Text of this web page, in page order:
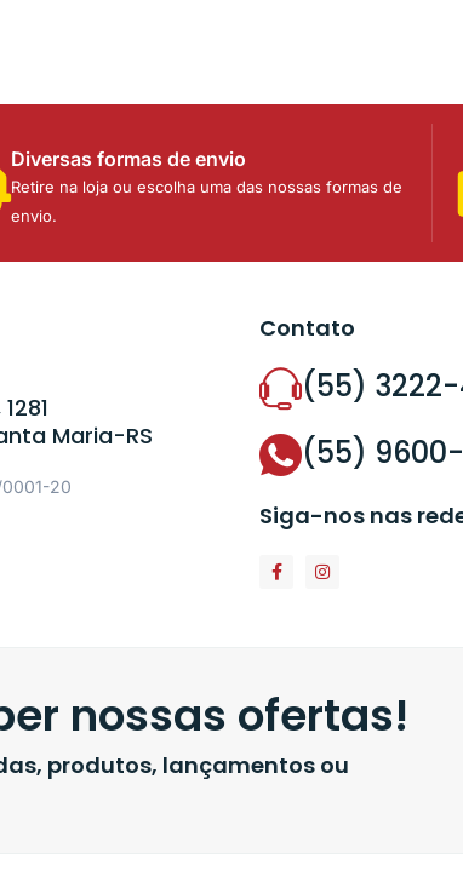
Diversas formas de envio
Retire na loja ou escolha uma das nossas formas de
envio.
Maria-RS
20
Contato
(55) 3222-
(55)
Siga-nos nas
nossas ofertas!
produtos, lançamentos ou